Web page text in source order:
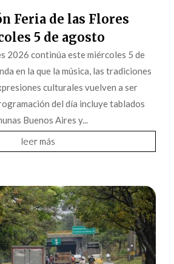
Feria de las Flores
5 de agosto
2026 continúa este miércoles 5 de
en la que la música, las tradiciones
culturales vuelven a ser
del día incluye tablados
Buenos Aires y...
leer más